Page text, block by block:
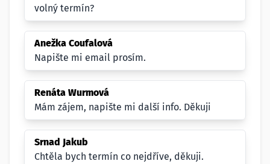
volný termín?
Anežka Coufalová
Napište mi email prosím.
Renáta Wurmová
Mám zájem, napište mi další info. Děkuji
Srnad Jakub
Chtěla bych termín co nejdříve, děkuji.